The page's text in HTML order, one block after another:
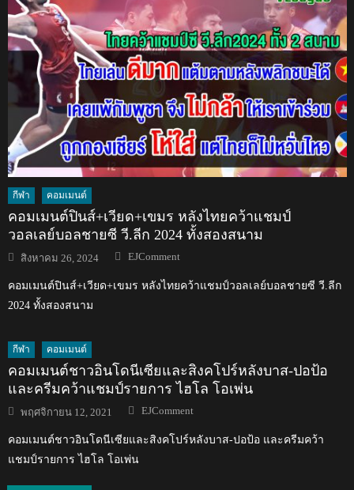
กีฬา คอมเมนต์
คอมเมนต์ปินส์+เวียด+เขมร หลังไทยคว้าแชมป์
วอลเลย์บอลชายซี วี.ลีก 2024 ทั้งสองสนาม
Posted
on
สิงหาคม 26, 2024 Author
EJComment
คอมเมนต์ปินส์+เวียด+เขมร หลังไทยคว้าแชมป์วอลเลย์บอลชายซี วี.ลีก
2024 ทั้งสองสนาม
กีฬา คอมเมนต์
คอมเมนต์ชาวอินโดนีเซียและสิงคโปร์หลังบาส-ปอป้อ
และครีมคว้าแชมป์รายการ ไฮโล โอเพ่น
Posted
on
พฤศจิกายน 12, 2021 Author
EJComment
คอมเมนต์ชาวอินโดนีเซียและสิงคโปร์หลังบาส-ปอป้อ และครีมคว้า
แชมป์รายการ ไฮโล โอเพ่น